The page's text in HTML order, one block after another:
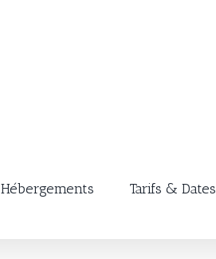
Hébergements Tarifs & Dates